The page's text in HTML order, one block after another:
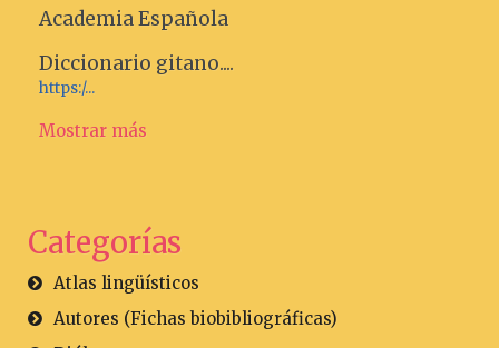
Academia Española
Diccionario gitano....
https:/...
Mostrar más
Categorías
Atlas lingüísticos
Autores (Fichas biobibliográficas)